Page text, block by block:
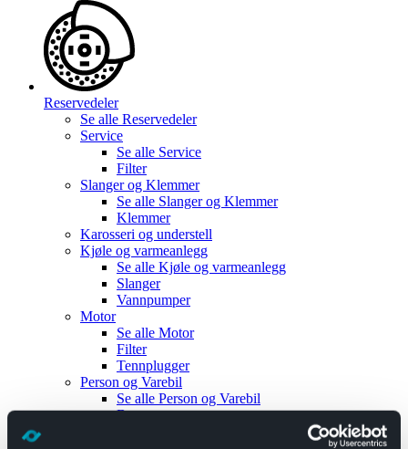
Reservedeler
Se alle Reservedeler
Service
Se alle Service
Filter
Slanger og Klemmer
Se alle Slanger og Klemmer
Klemmer
Karosseri og understell
Kjøle og varmeanlegg
Se alle Kjøle og varmeanlegg
Slanger
Vannpumper
Motor
Se alle Motor
Filter
Tennplugger
Person og Varebil
Se alle Person og Varebil
Brems